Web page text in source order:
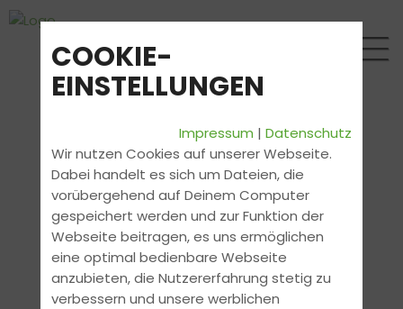
COOKIE-
EINSTELLUNGEN
Impressum |Datenschutz
Wir nutzen Cookies auf unserer Webseite.
Dabei handelt es sich um Dateien, die
vorübergehend auf Deinem Computer
gespeichert werden und zur Funktion der
Webseite beitragen, es uns ermöglichen
eine optimal bedienbare Webseite
anzubieten, die Nutzererfahrung stetig zu
verbessern und unsere werblichen